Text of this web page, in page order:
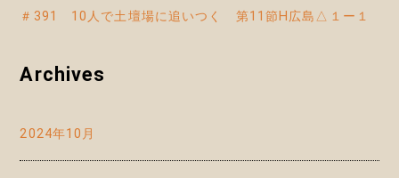
＃391 10人で土壇場に追いつく 第11節H広島△１ー１
Archives
2024年10月